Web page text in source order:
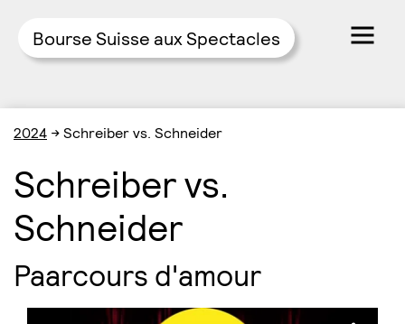
Bourse Suisse aux Spectacles
to2024 → Schreiber vs. Schneider
Schreiber vs.
Schneider
Paarcours d'amour